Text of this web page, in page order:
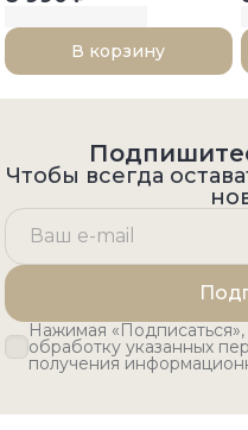
В корзину
Чтобы всегда
Нажимая
обработку указанных
получения